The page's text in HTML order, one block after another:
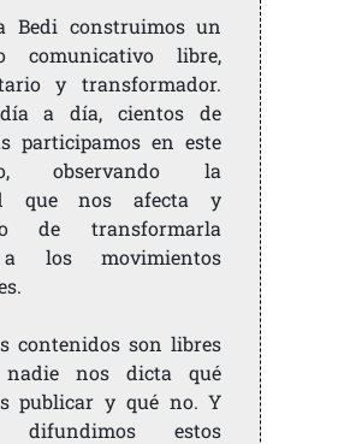
Bedi construimos un
comunicativo libre,
y transformador.
a día, cientos de
participamos en este
observando la
que nos afecta y
de transformarla
los movimientos
contenidos son libres
nadie nos dicta qué
publicar y qué no. Y
difundimos estos